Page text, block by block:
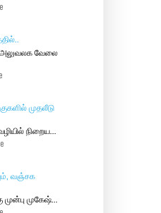
அலுவலக வேலை
முதலீடு
நிறைய...
வஞ்சக
முகேஷ்...